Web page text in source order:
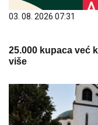
03. 08. 2026 07:31
25.000 kupaca već
više